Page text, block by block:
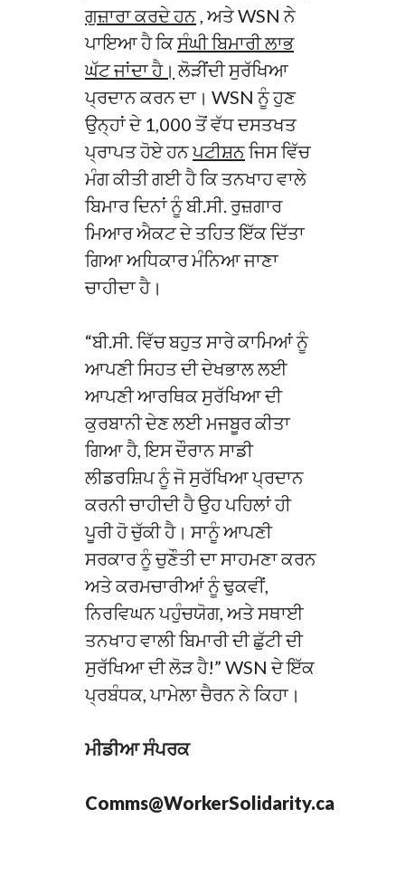
ਗੁਜ਼ਾਰਾ ਕਰਦੇ ਹਨ, ਅਤੇ WSN ਨੇ
ਪਾਇਆ ਹੈ ਕਿਸੰਘੀ ਬਿਮਾਰੀ ਲਾਭ
ਘੱਟ ਜਾਂਦਾ ਹੈ। ਲੋੜੀਂਦੀ ਸੁਰੱਖਿਆ
ਪ੍ਰਦਾਨ ਕਰਨ ਦਾ। WSN ਨੂੰ ਹੁਣ
ਉਨ੍ਹਾਂ ਦੇ 1,000 ਤੋਂ ਵੱਧ ਦਸਤਖਤ
ਪ੍ਰਾਪਤ ਹੋਏ ਹਨਪਟੀਸ਼ਨਜਿਸ ਵਿੱਚ
ਮੰਗ ਕੀਤੀ ਗਈ ਹੈ ਕਿ ਤਨਖਾਹ ਵਾਲੇ
ਬਿਮਾਰ ਦਿਨਾਂ ਨੂੰ ਬੀ.ਸੀ. ਰੁਜ਼ਗਾਰ
ਮਿਆਰ ਐਕਟ ਦੇ ਤਹਿਤ ਇੱਕ ਦਿੱਤਾ
ਗਿਆ ਅਧਿਕਾਰ ਮੰਨਿਆ ਜਾਣਾ
ਚਾਹੀਦਾ ਹੈ।
“ਬੀ.ਸੀ. ਵਿੱਚ ਬਹੁਤ ਸਾਰੇ ਕਾਮਿਆਂ ਨੂੰ
ਆਪਣੀ ਸਿਹਤ ਦੀ ਦੇਖਭਾਲ ਲਈ
ਆਪਣੀ ਆਰਥਿਕ ਸੁਰੱਖਿਆ ਦੀ
ਕੁਰਬਾਨੀ ਦੇਣ ਲਈ ਮਜਬੂਰ ਕੀਤਾ
ਗਿਆ ਹੈ, ਇਸ ਦੌਰਾਨ ਸਾਡੀ
ਲੀਡਰਸ਼ਿਪ ਨੂੰ ਜੋ ਸੁਰੱਖਿਆ ਪ੍ਰਦਾਨ
ਕਰਨੀ ਚਾਹੀਦੀ ਹੈ ਉਹ ਪਹਿਲਾਂ ਹੀ
ਪੂਰੀ ਹੋ ਚੁੱਕੀ ਹੈ। ਸਾਨੂੰ ਆਪਣੀ
ਸਰਕਾਰ ਨੂੰ ਚੁਣੌਤੀ ਦਾ ਸਾਹਮਣਾ ਕਰਨ
ਅਤੇ ਕਰਮਚਾਰੀਆਂ ਨੂੰ ਢੁਕਵੀਂ,
ਨਿਰਵਿਘਨ ਪਹੁੰਚਯੋਗ, ਅਤੇ ਸਥਾਈ
ਤਨਖਾਹ ਵਾਲੀ ਬਿਮਾਰੀ ਦੀ ਛੁੱਟੀ ਦੀ
ਸੁਰੱਖਿਆ ਦੀ ਲੋੜ ਹੈ!” WSN ਦੇ ਇੱਕ
ਪ੍ਰਬੰਧਕ, ਪਾਮੇਲਾ ਚੈਰਨ ਨੇ ਕਿਹਾ।
ਮੀਡੀਆ ਸੰਪਰਕ
Comms@WorkerSolidarity.ca